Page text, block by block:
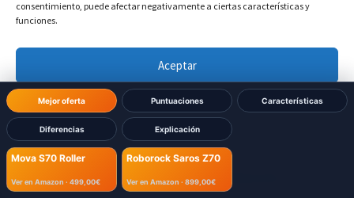
consentimiento, puede afectar negativamente a ciertas características y
funciones.
Aceptar
Denegar
Ver preferencias
Política de cookies Política de Privacidad
Mejor oferta Puntuaciones Características
Diferencias Explicación
Mova S70 Roller
Ver en Amazon · 499,00€
Roborock Saros Z70
Ver en Amazon · 899,00€
Profundidad de la base DIFERENTE ?
Roborock Saros Z70: 475 mm